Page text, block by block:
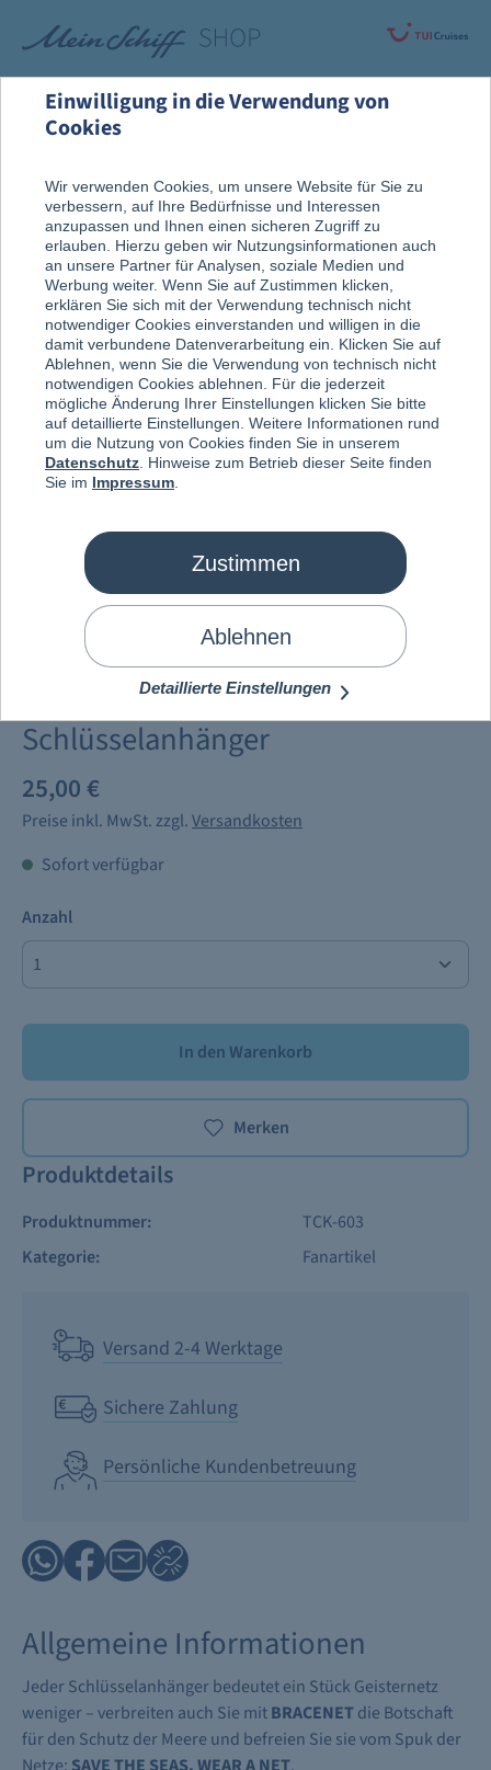
Alle Produkte Fanartikel
Mein Schiff®Bracenet
Schlüsselanhänger
Mein Schiff®Bracenet
Schlüsselanhänger
25,00 €
Preise inkl. MwSt. zzgl.Versandkosten
Sofort verfügbar
Anzahl
In den Warenkorb
Merken
Produktdetails
Produktnummer:
TCK-603
Kategorie:
Fanartikel
Versand 2-4 Werktage
Sichere Zahlung
Persönliche Kundenbetreuung
Allgemeine Informationen
Jeder Schlüsselanhänger bedeutet ein Stück Geisternetz
weniger – verbreiten auch Sie mitBRACENETdie Botschaft
für den Schutz der Meere und befreien Sie sie vom Spuk der
Einwilligung in die Verwendung von
Cookies
Wir verwenden Cookies, um unsere Website für Sie zu
verbessern, auf Ihre Bedürfnisse und Interessen
anzupassen und Ihnen einen sicheren Zugriff zu
erlauben. Hierzu geben wir Nutzungsinformationen auch
an unsere Partner für Analysen, soziale Medien und
Werbung weiter. Wenn Sie auf Zustimmen klicken,
erklären Sie sich mit der Verwendung technisch nicht
notwendiger Cookies einverstanden und willigen in die
damit verbundene Datenverarbeitung ein. Klicken Sie auf
Ablehnen, wenn Sie die Verwendung von technisch nicht
notwendigen Cookies ablehnen. Für die jederzeit
mögliche Änderung Ihrer Einstellungen klicken Sie bitte
auf detaillierte Einstellungen. Weitere Informationen rund
um die Nutzung von Cookies finden Sie in unserem
Datenschutz . Hinweise zum Betrieb dieser Seite finden
Sie im Impressum
Zustimmen
Ablehnen
Detaillierte Einstellungen